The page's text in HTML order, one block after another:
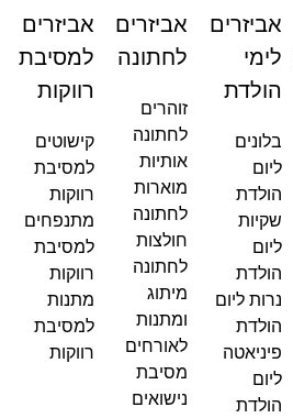
אביזרים
לימי
הולדת
בלונים
ליום
הולדת
שקיות
ליום
הולדת
נרות ליום
הולדת
פיניאטה
ליום
הולדת
אביזרים
לחתונה
זוהרים
לחתונה
אותיות
מוארות
לחתונה
חולצות
לחתונה
מיתוג
ומתנות
לאורחים
מסיבת
נישואים
אביזרים
למסיבת
רווקות
קישוטים
למסיבת
רווקות
מתנפחים
למסיבת
רווקות
מתנות
למסיבת
רווקות